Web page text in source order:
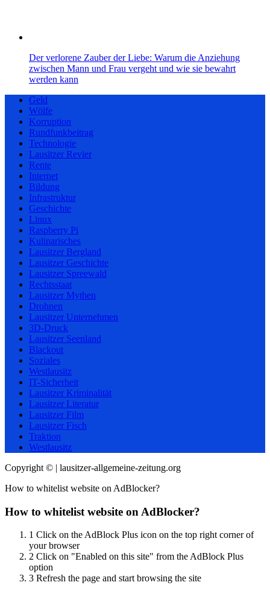
Der verlorene Zauber der Liebe: Warum die Anziehung
zwischen Mann und Frau vergeht und wie sie bewahrt
werden kann
Geld
Wölfe
Korruption
Rundfunkbeitrag
Technologie
Lausitzer Revier
Rente
Internet
Bildung
Infrastruktur
Geschichte
Linux
Raspberry Pi
Kulinarisches
Lausitzer Bergland
Lausitzer Geschichte
Lausitzer Spreewald
Rechtsstaat
Lausitzer Mythen
Drohnen
Lausitzer Unternehmen
3D-Druck
Lausitzer Seenland
Blackout
Soziales
Westlausitz
IT-Sicherheit
Lausitzer Kriminalität
Lausitzer Literatur
Lausitzer Film
Lausitzer Fisch
Traktion
Westlausitz
Copyright © | lausitzer-allgemeine-zeitung.org
How to whitelist website on AdBlocker?
How to whitelist website on AdBlocker?
1 Click on the AdBlock Plus icon on the top right corner of
your browser
2 Click on "Enabled on this site" from the AdBlock Plus
option
3 Refresh the page and start browsing the site